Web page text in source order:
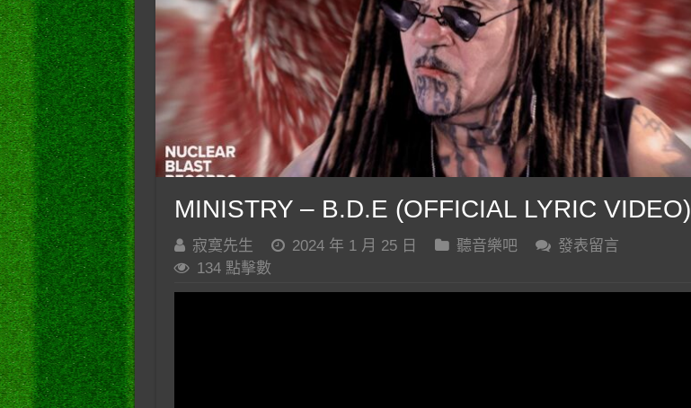
MINISTRY – B.D.E (OFFICIAL LYRIC VIDEO)
寂寞先生 2024 年 1 月 25 日 聽音樂吧
發表留言
134 點擊數